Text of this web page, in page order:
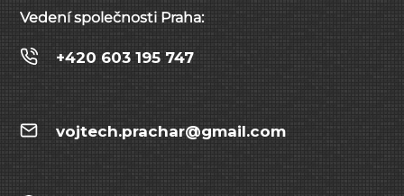
Vedení společnosti Praha:
+420 603 195 747
vojtech.prachar@gmail.com